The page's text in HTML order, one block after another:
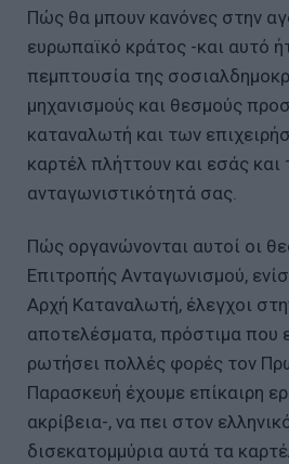
Πώς θα μπουν κανόνες στην
ευρωπαϊκό κράτος -και αυτό
πεμπτουσία της
μηχανισμούς και θεσμούς
καταναλωτή και των
καρτέλ πλήττουν και εσάς και
ανταγωνιστικότητά σας.
Πώς οργανώνονται αυτοί οι
Επιτροπής Ανταγωνισμού,
Αρχή Καταναλωτή, έλεγχοι
αποτελέσματα, πρόστιμα που
ρωτήσει πολλές φορές τον
Παρασκευή έχουμε επίκαιρη
ακρίβεια-, να πει στον
δισεκατομμύρια αυτά τα